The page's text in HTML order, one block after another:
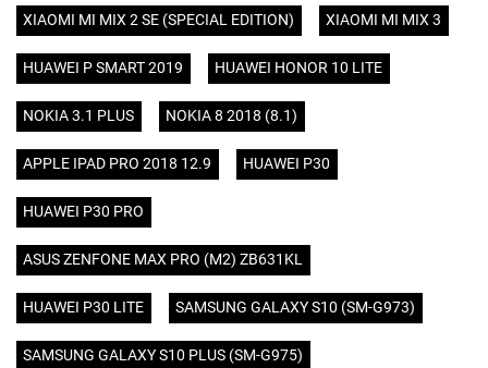
XIAOMI MI MIX 2 SE (SPECIAL EDITION) XIAOMI MI MIX 3
HUAWEI P SMART 2019 HUAWEI HONOR 10 LITE
NOKIA 3.1 PLUS NOKIA 8 2018 (8.1)
APPLE IPAD PRO 2018 12.9 HUAWEI P30
HUAWEI P30 PRO
ASUS ZENFONE MAX PRO (M2) ZB631KL
HUAWEI P30 LITE SAMSUNG GALAXY S10 (SM-G973)
SAMSUNG GALAXY S10 PLUS (SM-G975)